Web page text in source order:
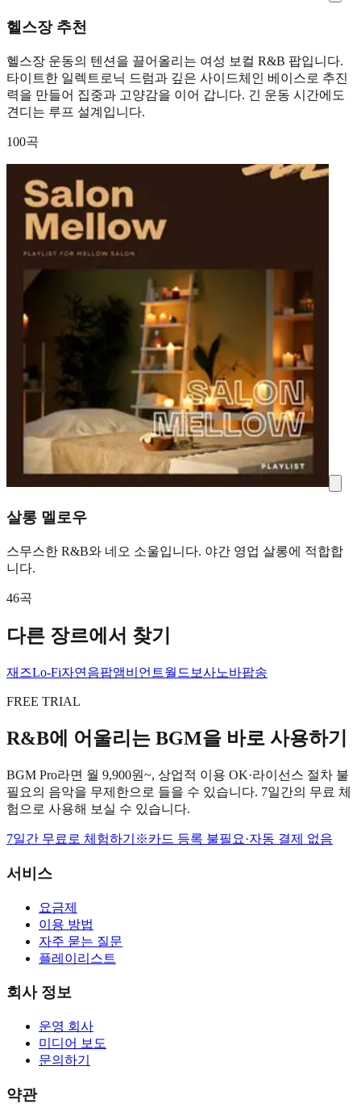
헬스장 추천
헬스장 운동의 텐션을 끌어올리는 여성 보컬 R&B 팝입니다.
타이트한 일렉트로닉 드럼과 깊은 사이드체인 베이스로 추진
력을 만들어 집중과 고양감을 이어 갑니다. 긴 운동 시간에도
견디는 루프 설계입니다.
100곡
살롱 멜로우
스무스한 R&B와 네오 소울입니다. 야간 영업 살롱에 적합합
니다.
46곡
다른 장르에서 찾기
재즈Lo-Fi자연음팝앰비언트월드 보사노바팝송
FREE TRIAL
R&B에 어울리는 BGM을 바로 사용하기
BGM Pro라면 월 9,900원~, 상업적 이용 OK·라이선스 절차 불
필요의 음악을 무제한으로 들을 수 있습니다. 7일간의 무료 체
험으로 사용해 보실 수 있습니다.
7일간 무료로 체험하기 ※카드 등록 불필요·자동 결제 없음
서비스
요금제
이용 방법
자주 묻는 질문
플레이리스트
회사 정보
운영 회사
미디어 보도
문의하기
약관